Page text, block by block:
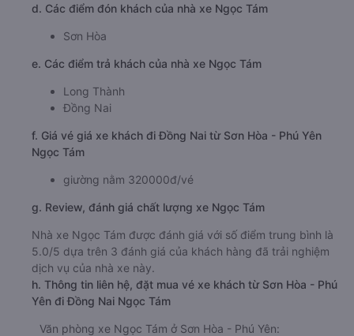
d. Các điểm đón khách của nhà xe Ngọc Tám
Sơn Hòa
e. Các điểm trả khách của nhà xe Ngọc Tám
Long Thành
Đồng Nai
f. Giá vé giá xe khách đi Đồng Nai từ Sơn Hòa - Phú Yên
Ngọc Tám
giường nằm 320000đ/vé
g. Review, đánh giá chất lượng xe Ngọc Tám
Nhà xe Ngọc Tám được đánh giá với số điểm trung bình là
5.0/5 dựa trên 3 đánh giá của khách hàng đã trải nghiệm
dịch vụ của nhà xe này.
h. Thông tin liên hệ, đặt mua vé xe khách từ Sơn Hòa - Phú
Yên đi Đồng Nai Ngọc Tám
Văn phòng xe Ngọc Tám ở Sơn Hòa - Phú Yên: